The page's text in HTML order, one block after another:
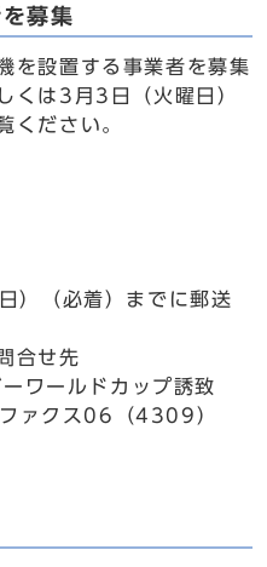
募集
を設置する事業者を募集
くは3月3日（火曜日）
ください。
）（必着）までに郵送
合せ先
ワールドカップ誘致
クス06（4309）